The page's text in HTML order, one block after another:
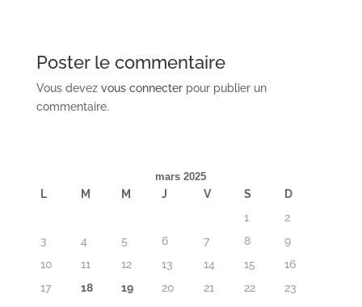
Poster le commentaire
Vous devez vous connecterpour publier un
commentaire.
mars 2025
L M M J V S
D
1
2
3
4 5 6 7 8
9
10
11 12 13 14 15
16
17
18 19 20 21 22
23